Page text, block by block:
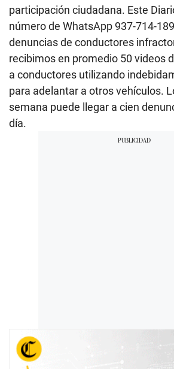
participación ciudadana. Este
número de WhatsApp 937-714-
denuncias de conductores
recibimos en promedio 50 videos
a conductores utilizando
para adelantar a otros vehículos.
semana puede llegar a cien
día.